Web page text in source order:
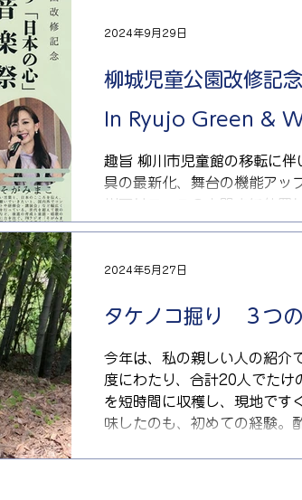
国際空港は、「成田漁港」と
うに見える。 「国際空港」
と佐賀空港。」銘記すべきは、大津波、
要請すれば、国(国土交通省)
(1900→3500m) 欧米直行が
柳城児童公園改修記
In Ryujo Green &
趣旨 柳川市児童館の移転に
具の最新化、舞台の機能アッ
川下りコースの中間点に位置
緑溢れる親水公園でもありま
期待してやみません。 このよ
の普及、地域振興に活動され
時 2024年11月4日(月曜
柳城児童公園(日吉神社横
は、残念ながら中止いたし
実行委員会 連絡先
2024年9月29日
タケノコ掘り ３つ
今年は、私の親しい人の紹介
度にわたり、合計20人でた
を短時間に収穫し、現地です
味したのも、初めての経験。
2024年5月27日